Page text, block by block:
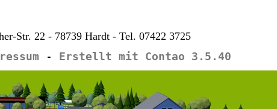
Str. 22 - 78739 Hardt - Tel. 07422 3725
- Erstellt mit Contao 3.5.40